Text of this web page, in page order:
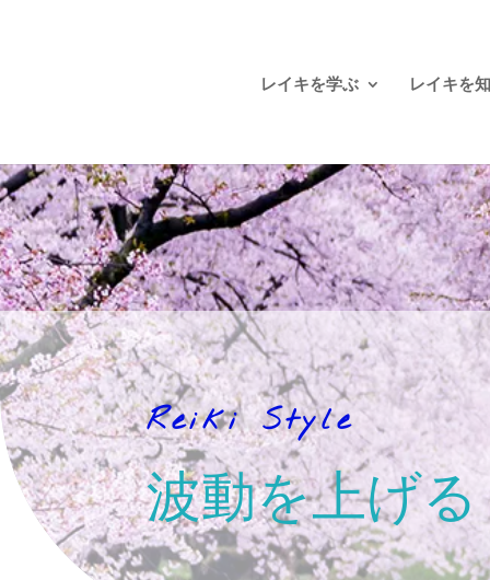
レイキを学ぶ レイキを
Reiki Style
波動を上げる